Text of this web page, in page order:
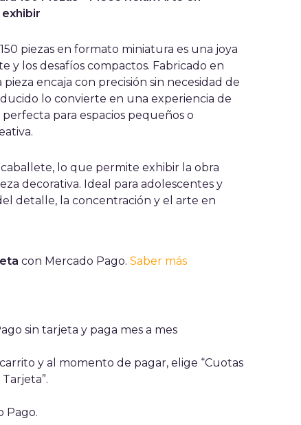
piezas en formato miniatura es una joya
y los desafíos compactos. Fabricado en
encaja con precisión sin necesidad de
lo convierte en una experiencia de
para espacios pequeños o
lo que permite exhibir la obra
decorativa. Ideal para adolescentes y
detalle, la concentración y el arte en
con Mercado Pago. Saber más
sin tarjeta y paga mes a mes
y al momento de pagar, elige “Cuotas
Tarjeta”.
Pago.